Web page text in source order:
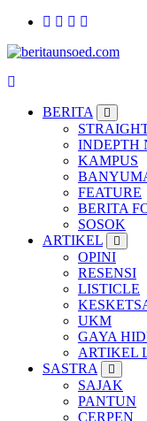
Pemandu Wawasan
BERITA
INDEPTH
KAMPUS
FEATURE
BERITA
SOSOK
ARTIKEL
OPINI
RESENSI
LISTICLE
UKM
GAYA
ARTIKEL
SASTRA
SAJAK
PANTUN
CERPEN